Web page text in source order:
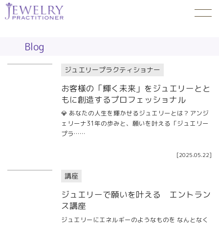
Blog
ジュエリープラクティショナー
お客様の「輝く未来」をジュエリーとと
もに創造するプロフェッショナル
💎 あなたの人生を輝かせるジュエリーとは？アンジ
ェリーナ31年の歩みと、願いを叶える「ジュエリー
プラ……
[2025.05.22]
講座
ジュエリーで願いを叶える エントラン
ス講座
ジュエリーにエネルギーのようなものを なんとなく